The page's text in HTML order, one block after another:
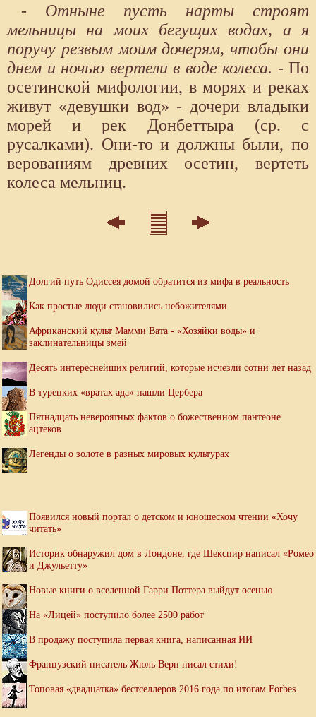
- Отныне пусть нарты строят
мельницы на моих бегущих водах, а я
поручу резвым моим дочерям, чтобы они
днем и ночью вертели в воде колеса. - По
осетинской мифологии, в морях и реках
живут «девушки вод» - дочери владыки
морей и рек Донбеттыра (ср. с
русалками). Они-то и должны были, по
верованиям древних осетин, вертеть
колеса мельниц.
Долгий путь Одиссея домой обратится из мифа в реальность
Как простые люди становились небожителями
Африканский культ Мамми Вата - «Хозяйки воды» и
заклинательницы змей
Десять интереснейших религий, которые исчезли сотни лет назад
В турецких «вратах ада» нашли Цербера
Пятнадцать невероятных фактов о божественном пантеоне
ацтеков
Легенды о золоте в разных мировых культурах
Появился новый портал о детском и юношеском чтении «Хочу
читать»
Историк обнаружил дом в Лондоне, где Шекспир написал «Ромео
и Джульетту»
Новые книги о вселенной Гарри Поттера выйдут осенью
На «Лицей» поступило более 2500 работ
В продажу поступила первая книга, написанная ИИ
Французский писатель Жюль Верн писал стихи!
Топовая «двадцатка» бестселлеров 2016 года по итогам Forbes